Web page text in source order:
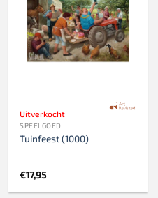
Uitverkocht
SPEELGOED
Tuinfeest (1000)
€17,95